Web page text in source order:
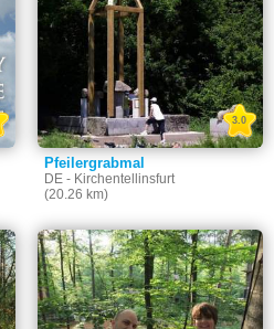
Pfeilergrabmal
DE - Kirchentellinsfurt
(20.26 km)
3.0